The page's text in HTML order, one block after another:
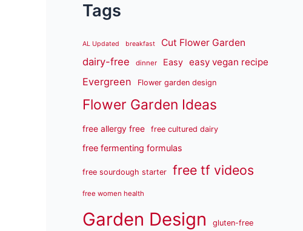
Tags
AL Updated breakfast Cut Flower Garden
dairy-free dinner Easy easy vegan recipe
Evergreen Flower garden design
Flower Garden Ideas
free allergy free free cultured dairy
free fermenting formulas
free sourdough starter free tf videos
free women health
Garden Design gluten-free